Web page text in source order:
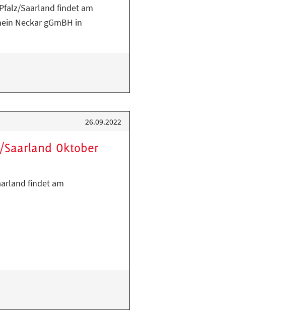
Saarland findet am
Neckar gGmBH in
26.09.2022
Oktober
findet am